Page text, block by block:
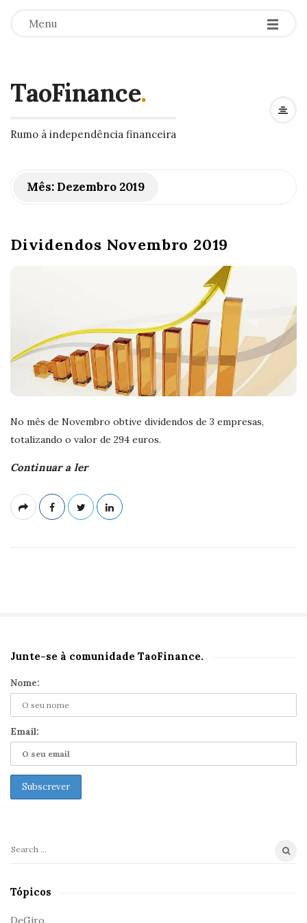
Menu
TaoFinance.
Rumo à independência financeira
Mês: Dezembro 2019
Dividendos Novembro 2019
No mês de Novembro obtive dividendos de 3 empresas,
totalizando o valor de 294 euros.
Continuar a ler
S
i
t
e
S
d
r
Junte-se à comunidade TaoFinance.
Nome:
Email:
S
a
c
Tópicos
DeGiro